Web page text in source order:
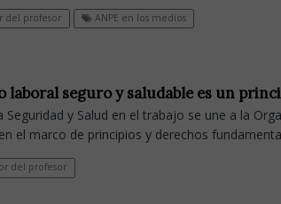
del profesor ANPE en los medios
laboral seguro y saludable es un
Seguridad y Salud en el trabajo se une a la
el marco de principios y derechos
del profesor